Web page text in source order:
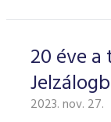
20 éve a
2023. nov. 27.